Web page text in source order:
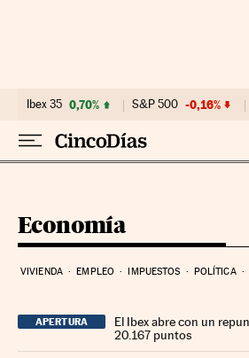
Ibex 35 0,70% S&P 500 -0,16%
Economía
VIVIENDA EMPLEO IMPUESTOS POLÍTICA
APERTURA
El Ibex abre con un
20.167 puntos